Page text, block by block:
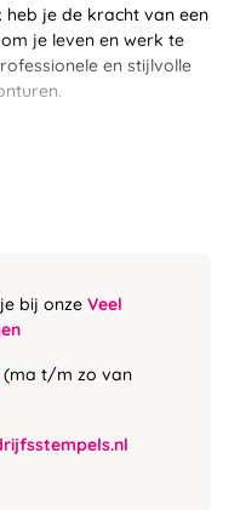
heb je de kracht van een
je leven en werk te
en stijlvolle
bij onze Veel
(ma t/m zo van